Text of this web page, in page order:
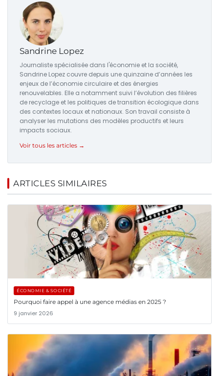
Sandrine Lopez
Journaliste spécialisée dans l'économie et la société,
Sandrine Lopez couvre depuis une quinzaine d’années les
enjeux de l’économie circulaire et des énergies
renouvelables. Elle a notamment suivi l’évolution des filières
de recyclage et les politiques de transition écologique dans
des contextes locaux et nationaux. Son travail consiste à
analyser les mutations des modèles productifs et leurs
impacts sociaux.
Voir tous les articles →
ARTICLES SIMILAIRES
ÉCONOMIE & SOCIÉTÉ
Pourquoi faire appel à une agence médias en 2025 ?
9 janvier 2026